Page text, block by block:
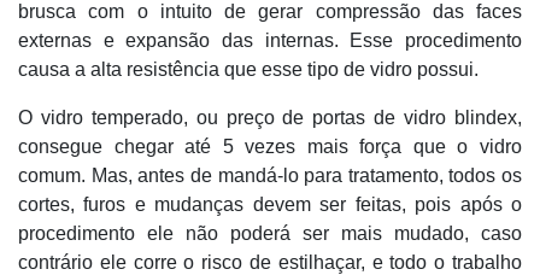
brusca com o intuito de gerar compressão das faces
externas e expansão das internas. Esse procedimento
causa a alta resistência que esse tipo de vidro possui.
O vidro temperado, ou preço de portas de vidro blindex,
consegue chegar até 5 vezes mais força que o vidro
comum. Mas, antes de mandá-lo para tratamento, todos os
cortes, furos e mudanças devem ser feitas, pois após o
procedimento ele não poderá ser mais mudado, caso
contrário ele corre o risco de estilhaçar, e todo o trabalho